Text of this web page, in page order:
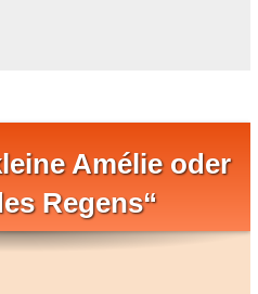
Amélie oder
Regens“